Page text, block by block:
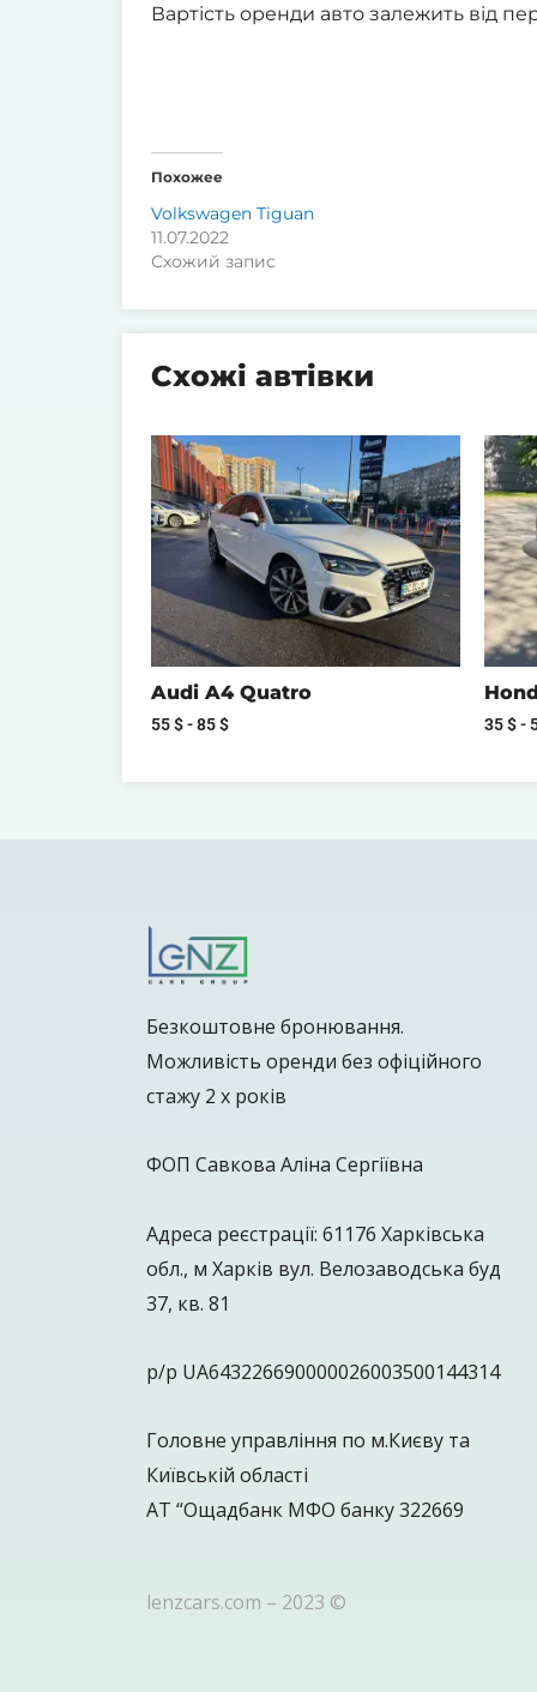
Вартість оренди авто залежить від
Похожее
Volkswagen Tiguan
11.07.2022
Схожий запис
Схожі автівки
Audi A4 Quatro
55$-85$ 35$-
Безкоштовне бронювання.
Можливість оренди без офіційного
стажу 2 х років
ФОП Савкова Аліна Сергіївна
Адреса реєстрації: 61176 Харківська
обл., м Харків вул. Велозаводська буд
37, кв. 81
р/р UA643226690000026003500144314
Головне управління по м.Києву та
Київській області
АТ “Ощадбанк МФО банку 322669
lenzcars.com – 2023 ©